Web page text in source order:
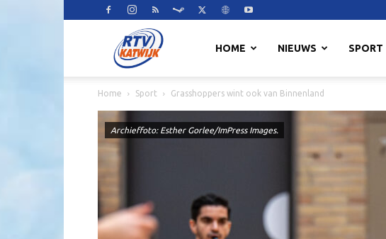
HOME NIEUWS SPORT
Home Sport Grasshoppers wint ook van Binnenland
Archieffoto: Esther Gorlee/ImPress Images.